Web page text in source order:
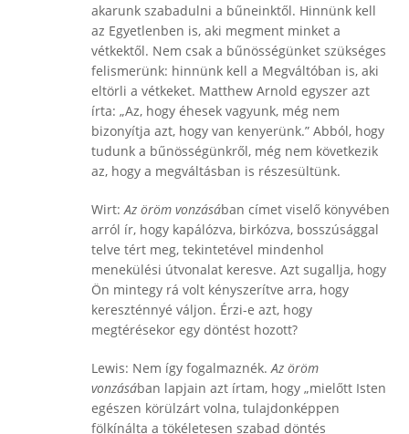
akarunk szabadulni a bűneinktől. Hinnünk kell
az Egyetlenben is, aki megment minket a
vétkektől. Nem csak a bűnösségünket szükséges
felismerünk: hinnünk kell a Megváltóban is, aki
eltörli a vétkeket. Matthew Arnold egyszer azt
írta: „Az, hogy éhesek vagyunk, még nem
bizonyítja azt, hogy van kenyerünk.” Abból, hogy
tudunk a bűnösségünkről, még nem következik
az, hogy a megváltásban is részesültünk.
Wirt: Az öröm vonzásában címet viselő könyvében
arról ír, hogy kapálózva, birkózva, bosszúsággal
telve tért meg, tekintetével mindenhol
menekülési útvonalat keresve. Azt sugallja, hogy
Ön mintegy rá volt kényszerítve arra, hogy
kereszténnyé váljon. Érzi-e azt, hogy
megtérésekor egy döntést hozott?
Lewis: Nem így fogalmaznék. Az öröm
vonzásában lapjain azt írtam, hogy „mielőtt Isten
egészen körülzárt volna, tulajdonképpen
fölkínálta a tökéletesen szabad döntés